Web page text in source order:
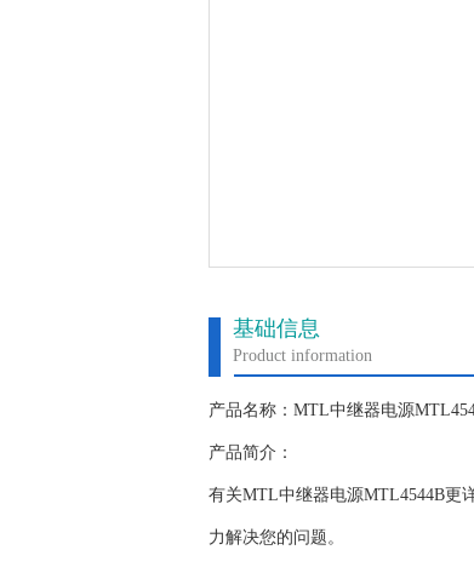
基础信息
Product information
产品名称：MTL中继器电源
产品简介：
有关MTL中继器电源MTL4544B更
力解决您的问题。